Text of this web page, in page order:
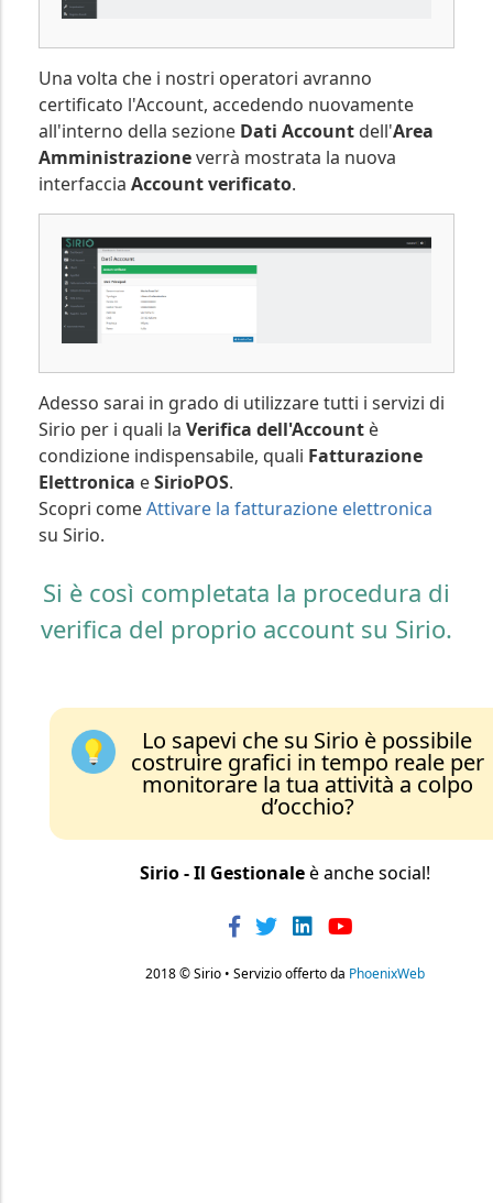
Una volta che i nostri operatori avranno
certificato l'Account, accedendo nuovamente
all'interno della sezione Dati Account dell'Area
Amministrazioneverrà mostrata la nuova
interfaccia Account verificato.
Adesso sarai in grado di utilizzare tutti i servizi di
Sirio per i quali la Verifica dell'Account è
condizione indispensabile, quali Fatturazione
Elettronica eSirioPOS.
Scopri comeAttivare la fatturazione elettronica
su Sirio.
Si è così completata la procedura di
verifica del proprio account su Sirio.
Lo sapevi che su Sirio è possibile
costruire grafici in tempo reale per
monitorare la tua attività a colpo
d’occhio?
Sirio - Il Gestionaleè anche social!
2018 © Sirio • Servizio offerto da PhoenixWeb